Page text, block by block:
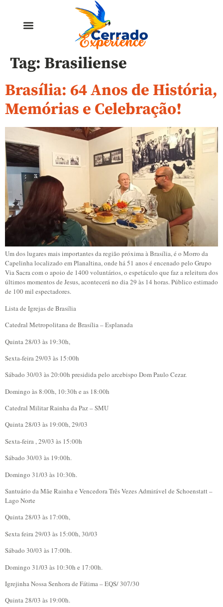
Tag: Brasiliense
Brasília: 64 Anos de História,
Memórias e Celebração!
Um dos lugares mais importantes da região próxima à Brasília, é o Morro da
Capelinha localizado em Planaltina, onde há 51 anos é encenado pelo Grupo
Via Sacra com o apoio de 1400 voluntários, o espetáculo que faz a releitura dos
últimos momentos de Jesus, acontecerá no dia 29 às 14 horas. Público estimado
de 100 mil espectadores.
Lista de Igrejas de Brasília
Catedral Metropolitana de Brasília – Esplanada
Quinta 28/03 às 19:30h,
Sexta-feira 29/03 às 15:00h
Sábado 30/03 às 20:00h presidida pelo arcebispo Dom Paulo Cezar.
Domingo às 8:00h, 10:30h e as 18:00h
Catedral Militar Rainha da Paz – SMU
Quinta 28/03 às 19:00h, 29/03
Sexta-feira , 29/03 às 15:00h
Sábado 30/03 às 19:00h.
Domingo 31/03 às 10:30h.
Santuário da Mãe Rainha e Vencedora Três Vezes Admirável de Schoenstatt –
Lago Norte
Quinta 28/03 às 17:00h,
Sexta feira 29/03 às 15:00h, 30/03
Sábado 30/03 às 17:00h.
Domingo 31/03 às 10:30h e 17:00h.
Igrejinha Nossa Senhora de Fátima – EQS/ 307/30
Quinta 28/03 às 19:00h.